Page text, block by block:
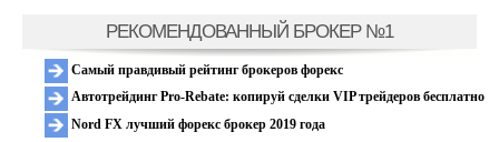
РЕКОМЕНДОВАННЫЙ БРОКЕР №1
Самый правдивый рейтинг брокеров форекс
Автотрейдинг Pro-Rebate: копируй сделки VIP трейдеров бесплатно
Nord FX лучший форекс брокер 2019 года